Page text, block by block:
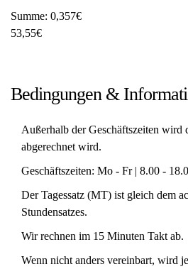
Summe: 0,357€
53,55€
Bedingungen &
Außerhalb der Geschäftszeiten wird
abgerechnet wird.
Geschäftszeiten: Mo - Fr | 8.00 -
Der Tagessatz (MT) ist gleich dem
Stundensatzes.
Wir rechnen im 15 Minuten Takt ab.
Wenn nicht anders vereinbart, wird